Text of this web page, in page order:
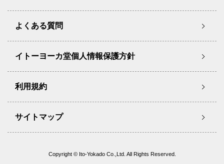
よくある質問
イトーヨーカ堂個人情報保護方針
利用規約
サイトマップ
Copyright © Ito-Yokado Co.,Ltd. All Rights Reserved.